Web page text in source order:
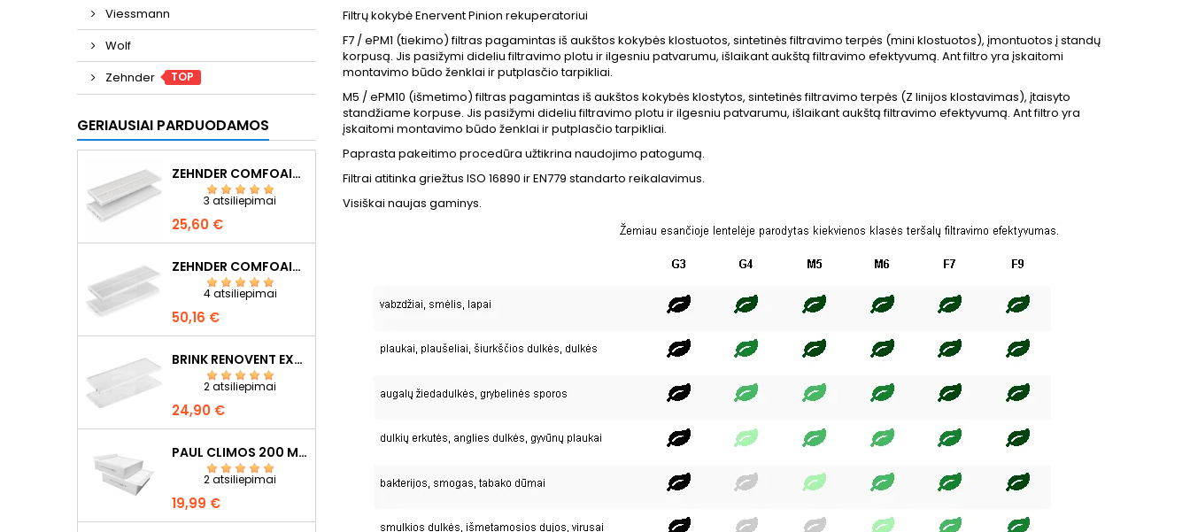
Viessmann
Wolf
Zehnder
TOP
GERIAUSIAI PARDUODAMOS
ZEHNDER COMFOAIR Q350/Q450/Q600 F7+G4
3 atsiliepimai
Kaina
25,60 €
ZEHNDER COMFOAIR Q350/Q450/Q600 F7+G4
4 atsiliepimai
Kaina
50,16 €
BRINK RENOVENT EXCELLENT 300/400/450 F7+G4
2 atsiliepimai
Kaina
24,90 €
PAUL CLIMOS 200 M5+M5
2 atsiliepimai
Kaina
19,99 €
Filtrų kokybė Enervent Pinion rekuperatoriui
F7 / ePM1 (tiekimo) filtras pagamintas iš aukštos kokybės klostuotos, sintetinės filtravimo terpės (mini klostuotos), įmontuotos į standų
korpusą. Jis pasižymi dideliu filtravimo plotu ir ilgesniu patvarumu, išlaikant aukštą filtravimo efektyvumą. Ant filtro yra įskaitomi
montavimo būdo ženklai ir putplasčio tarpikliai.
M5 / ePM10 (išmetimo) filtras pagamintas iš aukštos kokybės klostytos, sintetinės filtravimo terpės (Z linijos klostavimas), įtaisyto
standžiame korpuse. Jis pasižymi dideliu filtravimo plotu ir ilgesniu patvarumu, išlaikant aukštą filtravimo efektyvumą. Ant filtro yra
įskaitomi montavimo būdo ženklai ir putplasčio tarpikliai.
Paprasta pakeitimo procedūra užtikrina naudojimo patogumą.
Filtrai atitinka griežtus ISO 16890 ir EN779 standarto reikalavimus.
Visiškai naujas gaminys.